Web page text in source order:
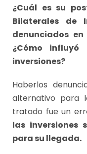
¿Cuál es su
Bilaterales de
denunciados
¿Cómo
inversiones?
Haberlos
alternativo para
tratado fue un
las inversiones
para su llegada.